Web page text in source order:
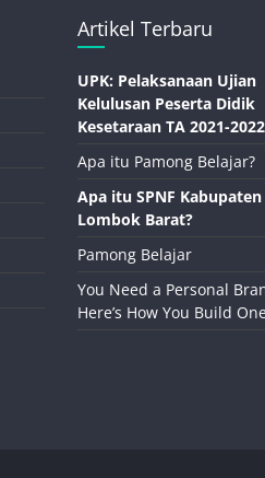
Artikel Terbaru
UPK: Pelaksanaan Ujian
Kelulusan Peserta Didik
Kesetaraan TA 2021-2022
Apa itu Pamong Belajar?
Apa itu SPNF Kabupaten
Lombok Barat?
Pamong Belajar
You Need a Personal
Here’s How You Build